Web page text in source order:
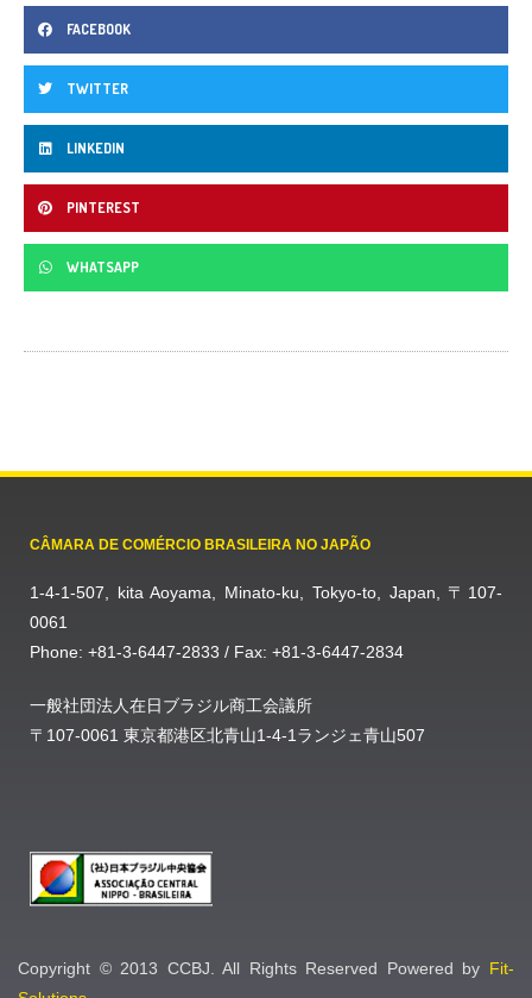
FACEBOOK
TWITTER
LINKEDIN
PINTEREST
WHATSAPP
CÂMARA DE COMÉRCIO BRASILEIRA NO JAPÃO
1-4-1-507, kita Aoyama, Minato-ku, Tokyo-to, Japan, 〒107-
0061
Phone: +81-3-6447-2833 / Fax: +81-3-6447-2834
一般社団法人在日ブラジル商工会議所
〒107-0061 東京都港区北青山1-4-1ランジェ青山507
Copyright © 2013 CCBJ. All Rights Reserved Powered by Fit-